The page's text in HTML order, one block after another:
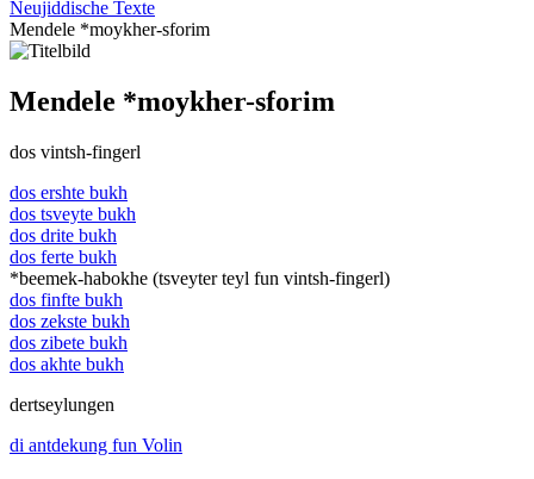
Neujiddische Texte
Mendele *moykher-sforim
Mendele *moykher-sforim
dos vintsh-fingerl
dos ershte bukh
dos tsveyte bukh
dos drite bukh
dos ferte bukh
*beemek-habokhe (tsveyter teyl fun vintsh-fingerl)
dos finfte bukh
dos zekste bukh
dos zibete bukh
dos akhte bukh
dertseylungen
di antdekung fun Volin